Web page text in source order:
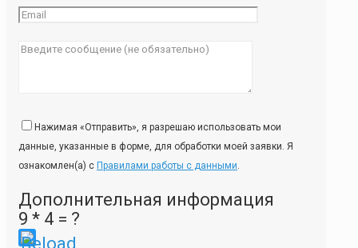
Нажимая «Отправить», я разрешаю использовать мои
данные, указанные в форме, для обработки моей заявки. Я
ознакомлен(а) с Правилами работы с данными.
Дополнительная информация
9 * 4 = ?